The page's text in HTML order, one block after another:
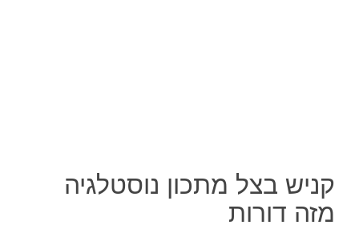
קניש בצל מתכון נוסטלגיה
מזה דורות